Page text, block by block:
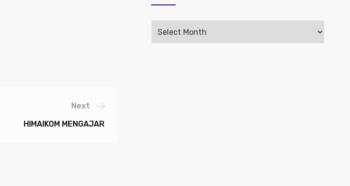
Next
HIMAIKOM MENGAJAR
Arsip